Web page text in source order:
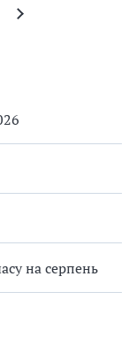
на серпень